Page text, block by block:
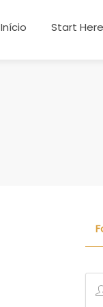
Início Start